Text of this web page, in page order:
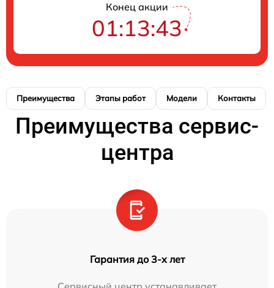
Конец акции
01:13:42
Преимущества Этапы работ Модели Контакты
Преимущества сервис-
центра
Гарантия до 3-х лет